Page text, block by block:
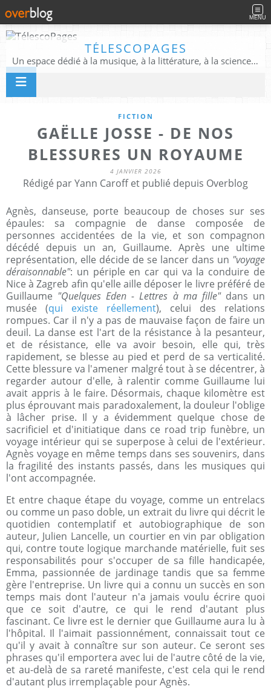
MENU
TÉLESCOPAGES
Un espace dédié à la musique, à la littérature, à la science, à la conscience, et au-delà
FICTION
GAËLLE JOSSE - DE NOS
BLESSURES UN ROYAUME
4 JANVIER 2026
Rédigé par Yann Caroff et publié depuis Overblog
Agnès, danseuse, porte beaucoup de choses sur ses
épaules: sa compagnie de danse composée de
personnes accidentées de la vie, et son compagnon
décédé depuis un an, Guillaume. Après une ultime
représentation, elle décide de se lancer dans un "voyage
déraisonnable": un périple en car qui va la conduire de
Nice à Zagreb afin qu'elle aille déposer le livre préféré de
Guillaume "Quelques Eden - Lettres à ma fille"dans un
musée (qui existe réellement), celui des relations
rompues. Car il n'y a pas de mauvaise façon de faire un
deuil. La danse est l'art de la résistance à la pesanteur,
et de résistance, elle va avoir besoin, elle qui, très
rapidement, se blesse au pied et perd de sa verticalité.
Cette blessure va l'amener malgré tout à se décentrer, à
regarder autour d'elle, à ralentir comme Guillaume lui
avait appris à le faire. Désormais, chaque kilomètre est
plus éprouvant mais paradoxalement, la douleur l'oblige
à lâcher prise. Il y a évidemment quelque chose de
sacrificiel et d'initiatique dans ce road trip funèbre, un
voyage intérieur qui se superpose à celui de l'extérieur.
Agnès voyage en même temps dans ses souvenirs, dans
la fragilité des instants passés, dans les musiques qui
l'ont accompagnée.
Et entre chaque étape du voyage, comme un entrelacs
ou comme un paso doble, un extrait du livre qui décrit le
quotidien contemplatif et autobiographique de son
auteur, Julien Lancelle, un courtier en vin par obligation
qui, contre toute logique marchande matérielle, fuit ses
responsabilités pour s'occuper de sa fille handicapée,
Emma, passionnée de jardinage tandis que sa femme
gère l'entreprise. Un livre qui a connu un succès en son
temps mais dont l'auteur n'a jamais voulu écrire quoi
que ce soit d'autre, ce qui le rend d'autant plus
fascinant. Ce livre est le dernier que Guillaume aura lu à
l'hôpital. Il l'aimait passionnément, connaissait tout ce
qu'il y avait à connaître sur son auteur. Ce seront ses
phrases qu'il emportera avec lui de l'autre côté de la vie,
et au-delà de sa rareté manifeste, c'est cela qui le rend
d'autant plus irremplaçable pour Agnès.